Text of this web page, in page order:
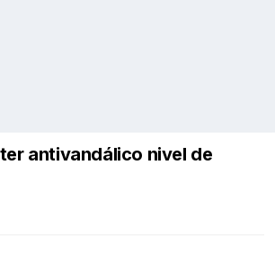
antivandálico nivel de